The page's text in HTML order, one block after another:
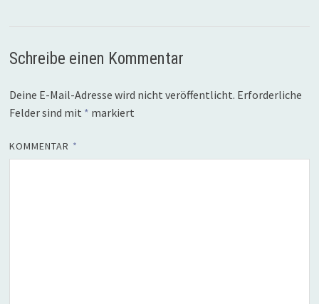
Schreibe einen Kommentar
Deine E-Mail-Adresse wird nicht veröffentlicht. Erforderliche
Felder sind mit * markiert
KOMMENTAR *